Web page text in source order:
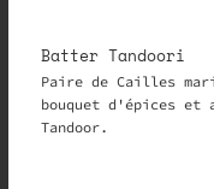
Batter Tandoori
Paire de Cailles
bouquet d'épices et
Tandoor.